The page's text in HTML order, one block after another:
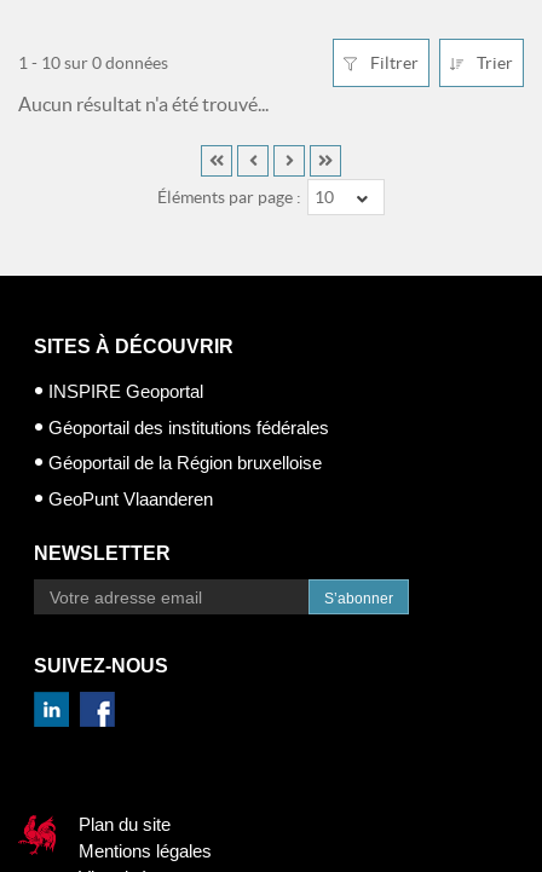
Filtrer Trier
1 - 10 sur 0 données
Aucun résultat n'a été trouvé...
Éléments par page : 10
SITES À DÉCOUVRIR
INSPIRE Geoportal
Géoportail des institutions fédérales
Géoportail de la Région bruxelloise
GeoPunt Vlaanderen
NEWSLETTER
S’abonner
SUIVEZ-NOUS
Plan du site
Mentions légales